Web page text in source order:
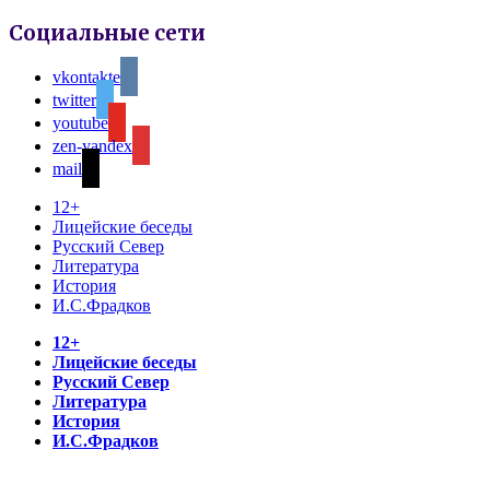
Социальные сети
vkontakte
twitter
youtube
zen-yandex
mail
12+
Лицейские беседы
Русский Север
Литература
История
И.С.Фрадков
12+
Лицейские беседы
Русский Север
Литература
История
И.С.Фрадков